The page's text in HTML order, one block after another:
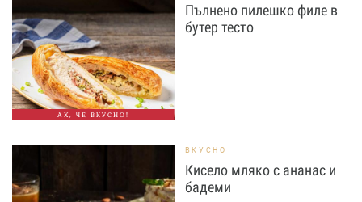
АХ, ЧЕ ВКУСНО!
Пълнено пилешко филе в
бутер тесто
ВКУСНО
Кисело мляко с ананас и
бадеми